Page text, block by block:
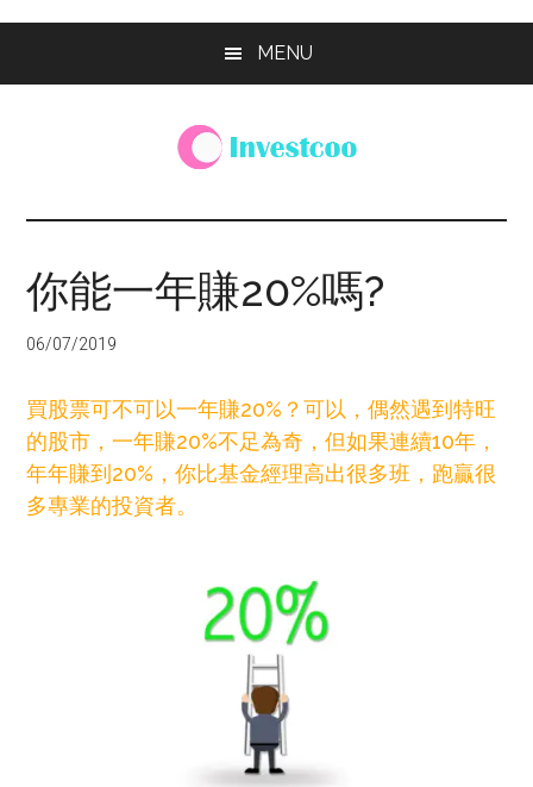
MENU
Investcoo
個
活
的
資
網
站
你能一年賺20%嗎?
06/07/2019
買股票可不可以一年賺20%？可以，偶然遇到特旺
的股市，一年賺20%不足為奇，但如果連續10年，
年年賺到20%，你比基金經理高出很多班，跑贏很
多專業的投資者。